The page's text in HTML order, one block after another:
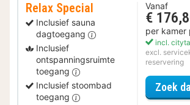
Relax Special
Inclusief sauna
dagtoegang
Inclusief
ontspanningsruimte
toegang
Inclusief stoombad
toegang
Vanaf
€
per kamer
incl.
excl.
reservering
Zoek